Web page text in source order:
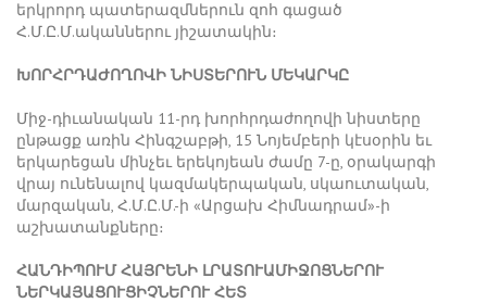
երկրորդ պատերազմներուն զոհ գացած
Հ.Մ.Ը.Մ.ականներու յիշատակին։
ԽՈՐՀՐԴԱԺՈՂՈՎԻ ՆԻՍՏԵՐՈՒՆ ՄԵԿԱՐԿԸ
Միջ-դիւանական 11-րդ խորհրդաժողովի նիստերը
ընթացք առին Հինգշաբթի, 15 Նոյեմբերի կէսօրին եւ
երկարեցան մինչեւ երեկոյեան ժամը 7-ը, օրակարգի
վրայ ունենալով կազմակերպական, սկաուտական,
մարզական, Հ.Մ.Ը.Մ.-ի «Արցախ Հիմնադրամ»-ի
աշխատանքները։
ՀԱՆԴԻՊՈՒՄ ՀԱՅՐԵՆԻ ԼՐԱՏՈՒԱՄԻՋՈՑՆԵՐՈՒ
ՆԵՐԿԱՅԱՑՈՒՑԻՉՆԵՐՈՒ ՀԵՏ